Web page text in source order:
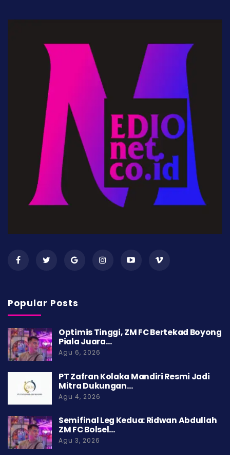
Popular Posts
Optimis Tinggi, ZM FC Bertekad Boyong
Piala Juara…
Agu 6, 2026
PT Zafran Kolaka Mandiri Resmi Jadi
Mitra Dukungan…
Agu 4, 2026
Semifinal Leg Kedua: Ridwan Abdullah
ZM FC Bolsel…
Agu 3, 2026